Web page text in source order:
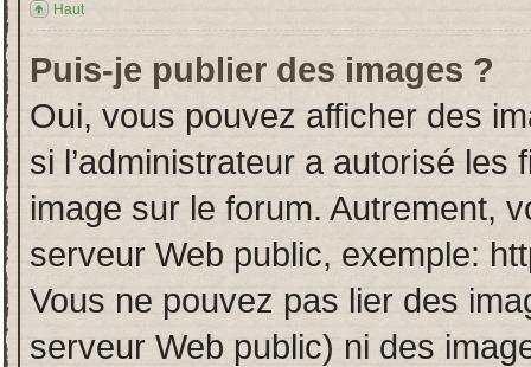
Haut
Puis-je publier des images ?
Oui, vous pouvez afficher des
si l’administrateur a autorisé
image sur le forum. Autrement,
serveur Web public, exemple:
Vous ne pouvez pas lier des
serveur Web public) ni des